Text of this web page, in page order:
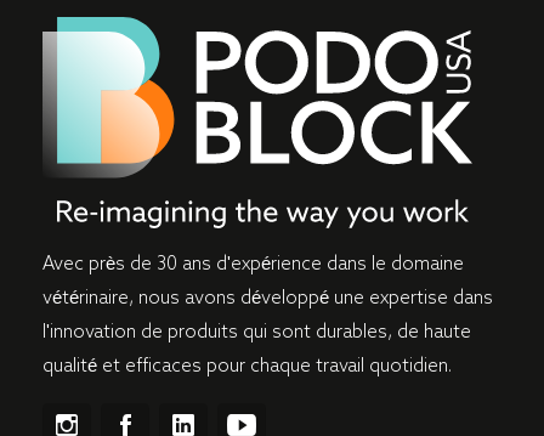
Avec près de 30 ans d'expérience dans le domaine
vétérinaire, nous avons développé une expertise dans
l'innovation de produits qui sont durables, de haute
qualité et efficaces pour chaque travail quotidien.